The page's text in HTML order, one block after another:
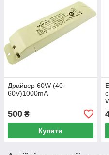
Драйвер 60W (40-
60V)1000mA
500 ₴
Купити